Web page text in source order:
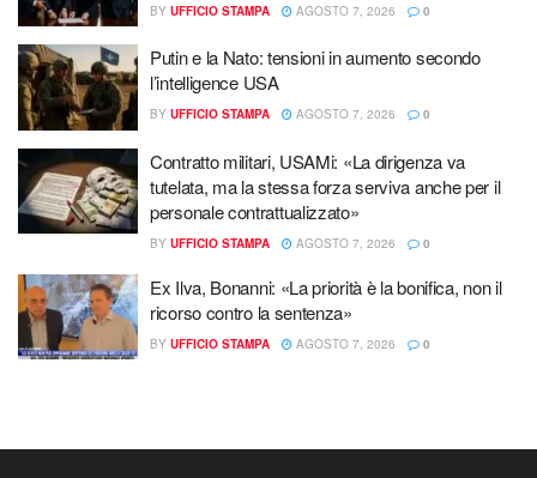
BY UFFICIO STAMPA AGOSTO 7, 2026 0
Putin e la Nato: tensioni in aumento secondo
l’intelligence USA
BY UFFICIO STAMPA AGOSTO 7, 2026 0
Contratto militari, USAMi: «La dirigenza va
tutelata, ma la stessa forza serviva anche per il
personale contrattualizzato»
BY UFFICIO STAMPA AGOSTO 7, 2026 0
Ex Ilva, Bonanni: «La priorità è la bonifica, non il
ricorso contro la sentenza»
BY UFFICIO STAMPA AGOSTO 7, 2026 0